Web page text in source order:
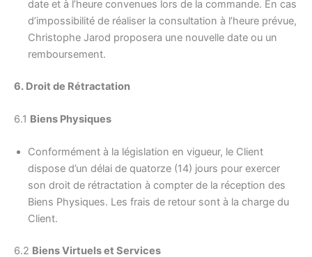
date et à l’heure convenues lors de la commande. En cas
d’impossibilité de réaliser la consultation à l’heure prévue,
Christophe Jarod proposera une nouvelle date ou un
remboursement.
6. Droit de Rétractation
6.1 Biens Physiques
Conformément à la législation en vigueur, le Client
dispose d’un délai de quatorze (14) jours pour exercer
son droit de rétractation à compter de la réception des
Biens Physiques. Les frais de retour sont à la charge du
Client.
6.2 Biens Virtuels et Services